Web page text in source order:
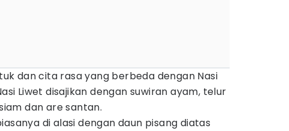
dan cita rasa yang berbeda dengan Nasi
Liwet disajikan dengan suwiran ayam, telur
dan are santan.
di alasi dengan daun pisang diatas